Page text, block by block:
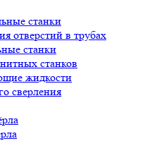
станки
отверстий в трубах
станки
станков
жидкости
сверления